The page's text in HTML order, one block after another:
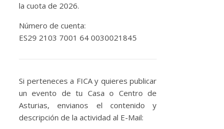
la cuota de 2026.
Número de cuenta:
ES29 2103 7001 64 0030021845
Si perteneces a FICA y quieres publicar
un evento de tu Casa o Centro de
Asturias, envianos el contenido y
descripción de la actividad al E-Mail: